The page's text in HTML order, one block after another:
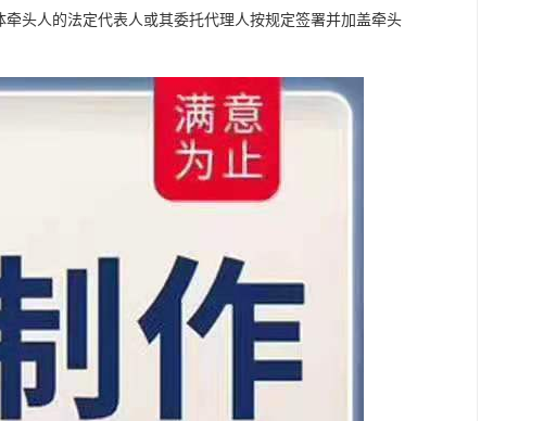
头人的法定代表人或其委托代理人按规定签署并加盖牵头